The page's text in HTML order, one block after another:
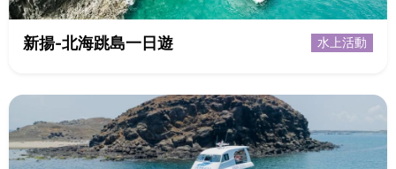
新揚-北海跳島一日遊 水上活動